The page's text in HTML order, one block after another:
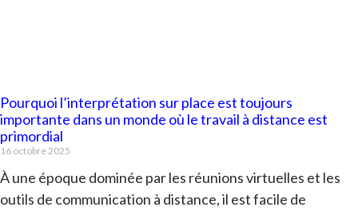
Pourquoi l’interprétation sur place est toujours
importante dans un monde où le travail à distance est
primordial
16 octobre 2025
À une époque dominée par les réunions virtuelles et les
outils de communication à distance, il est facile de